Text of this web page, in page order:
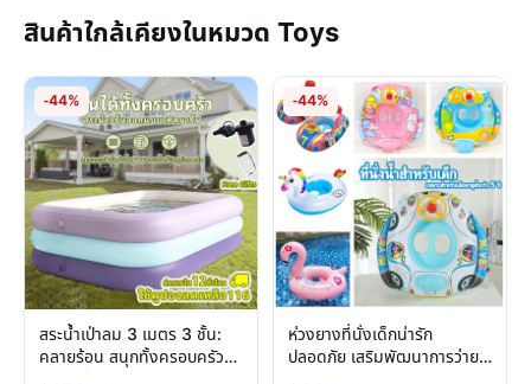
สินค้าใกล้เคียงในหมวด Toys
-44%
สระน้ำเป่าลม 3 เมตร 3 ชั้น:
คลายร้อน สนุกทั้งครอบครัว
-44%
ห่วงยางที่นั่งเด็กน่ารัก
ปลอดภัย เสริมพัฒนาการว่าย